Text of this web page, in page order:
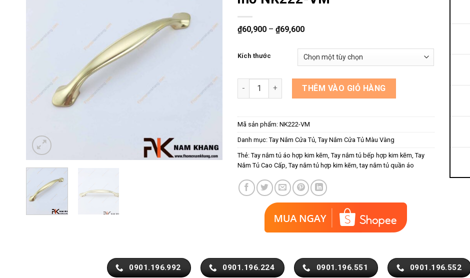
₫60,900 –₫69,600
Kích thước
Tay nắm cửa tủ bếp màu vàng mờ NK222-VM số lượng
THÊM VÀO GIỎ HÀNG
Mã sản phẩm:NK222-VM
Danh mục:Tay Nắm Cửa Tủ,Tay Nắm Cửa Tủ Màu Vàng
Thẻ:Tay nắm tủ áo hợp kim kẽm,Tay nắm tủ bếp hợp kim kẽm,Tay
Nắm Tủ Cao Cấp,Tay nắm tủ hợp kim kẽm,tay nắm tủ quần áo
0901.196.992 0901.196.224 0901.196.551 0901.196.552